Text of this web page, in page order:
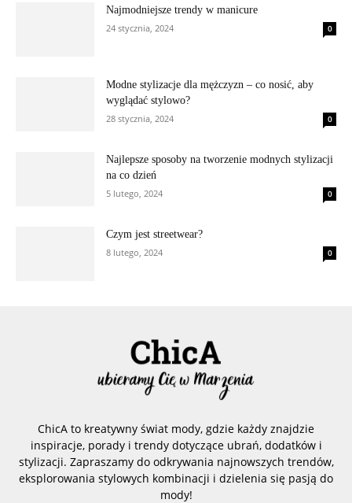
Najmodniejsze trendy w manicure
24 stycznia, 2024
0
Modne stylizacje dla mężczyzn – co nosić, aby
wyglądać stylowo?
28 stycznia, 2024
0
Najlepsze sposoby na tworzenie modnych stylizacji
na co dzień
5 lutego, 2024
0
Czym jest streetwear?
8 lutego, 2024
0
ChicA to kreatywny świat mody, gdzie każdy znajdzie
inspiracje, porady i trendy dotyczące ubrań, dodatków i
stylizacji. Zapraszamy do odkrywania najnowszych trendów,
eksplorowania stylowych kombinacji i dzielenia się pasją do
mody!